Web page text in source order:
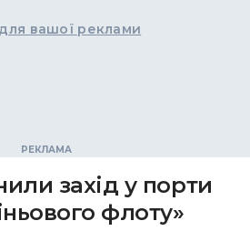
вашої реклами
захід у порти
флоту»